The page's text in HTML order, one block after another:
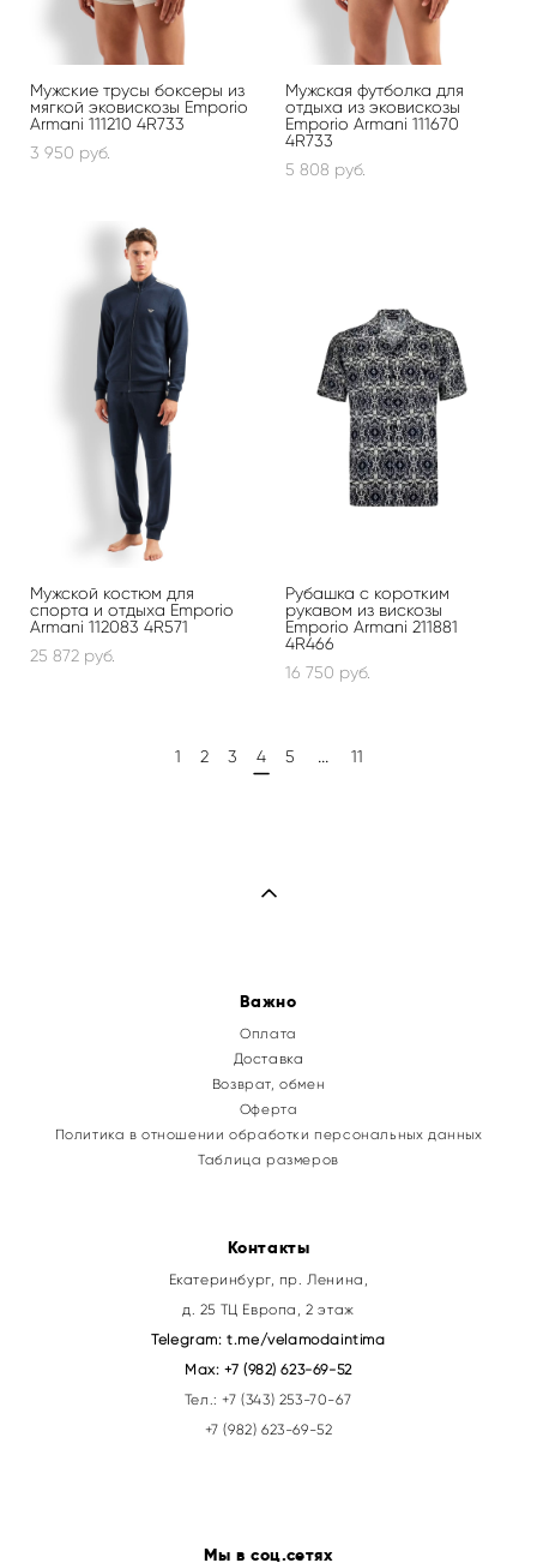
Мужские трусы боксеры из
мягкой эковискозы Emporio
Armani 111210 4R733
3 950 pуб.
Мужская футболка для
отдыха из эковискозы
Emporio Armani 111670
4R733
5 808 pуб.
Мужской костюм для
спорта и отдыха Emporio
Armani 112083 4R571
25 872 pуб.
Рубашка с коротким
рукавом из вискозы
Emporio Armani 211881
4R466
16 750 pуб.
1 2 3 4 5 ... 11
Важно
Оплата
Доставка
Возврат, обмен
Оферта
Политика в отношении обработки персональных данных
Таблица размеров
Контакты
Екатеринбург, пр. Ленина,
д. 25 ТЦ Европа, 2 этаж
Telegram:t.me/velamodaintima
Max:+7 (982) 623-69-52
Тел.:+7 (343) 253-70-67
+7 (982) 623-69-52
Мы в соц.сетях